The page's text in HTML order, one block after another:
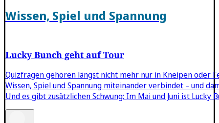
Wissen, Spiel und Spannung
Lucky Bunch geht auf Tour
Quizfragen gehören längst nicht mehr nur in Kneipen oder
Wissen, Spiel und Spannung miteinander verbindet – und
Und es gibt zusätzlichen Schwung: Im Mai und Juni ist